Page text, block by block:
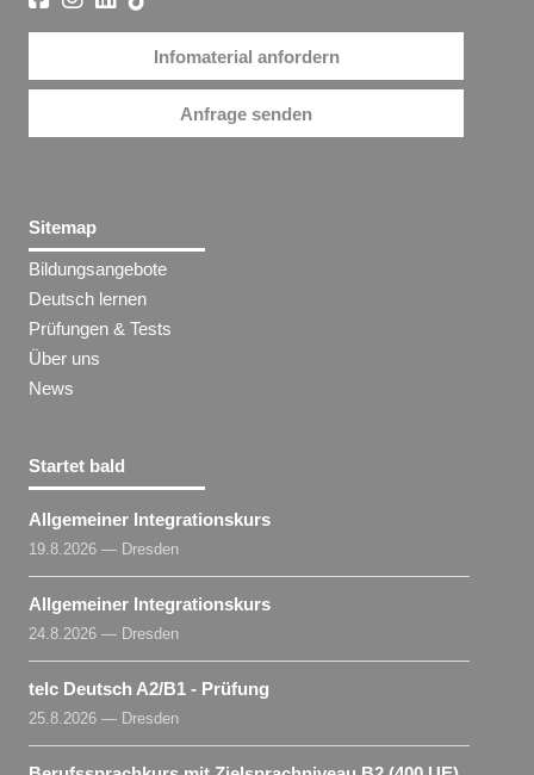
Infomaterial anfordern
Anfrage senden
Sitemap
Bildungsangebote
Deutsch lernen
Prüfungen & Tests
Über uns
News
Startet bald
Allgemeiner Integrationskurs
19.8.2026 — Dresden
Allgemeiner Integrationskurs
24.8.2026 — Dresden
telc Deutsch A2/B1 - Prüfung
25.8.2026 — Dresden